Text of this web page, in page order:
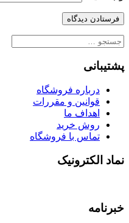
جستجو
پشتیبانی
درباره فروشگاه
قوانین و مقررات
اهداف ما
روش خرید
تماس با فروشگاه
نماد الکترونیک
خبرنامه